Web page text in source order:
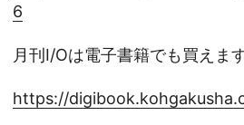
6
月刊I/Oは電子書籍でも買えます
https://